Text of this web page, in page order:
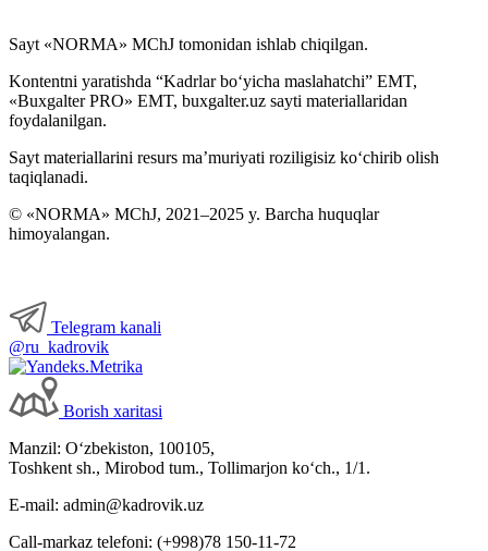
Sayt «NORMA» MChJ tomonidan ishlab chiqilgan.
Kontentni yaratishda “Kadrlar boʻyicha maslahatchi” EMT,
«Buxgalter PRO» EMT, buxgalter.uz sayti materiallaridan
foydalanilgan.
Sayt materiallarini resurs ma’muriyati roziligisiz koʻchirib olish
taqiqlanadi.
© «NORMA» MChJ, 2021–2025 y. Barcha huquqlar
himoyalangan.
Telegram kanali
@ru_kadrovik
Borish хaritasi
Manzil: Oʻzbekiston, 100105,
Toshkent sh., Mirobod tum., Tollimarjon koʻch., 1/1.
E-mail: admin@kadrovik.uz
Call-markaz telefoni: (+998)78 150-11-72